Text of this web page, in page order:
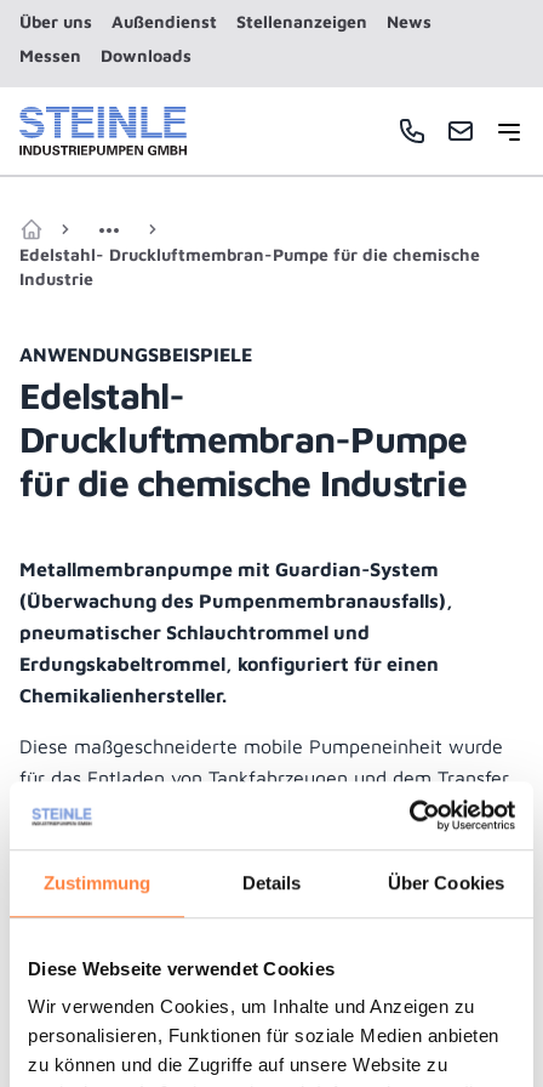
Zustimmung Details Über Cookies
Diese Webseite verwendet Cookies
Wir verwenden Cookies, um Inhalte und Anzeigen zu
personalisieren, Funktionen für soziale Medien anbieten
zu können und die Zugriffe auf unsere Website zu
Über uns Außendienst Stellenanzeigen
News
Messen
Downloads
Telefonnummer
E-Mail
Zur Startseite
Edelstahl- Druckluftmembran-Pumpe für die chemische
Industrie
ANWENDUNGSBEISPIELE
Edelstahl-
Druckluftmembran-Pumpe
für die chemische Industrie
Metallmembranpumpe mit Guardian-System
(Überwachung des Pumpenmembranausfalls),
pneumatischer Schlauchtrommel und
Erdungskabeltrommel, konfiguriert für einen
Chemikalienhersteller.
Diese maßgeschneiderte mobile Pumpeneinheit wurde
für das Entladen von Tankfahrzeugen und dem Transfer
von Schwefelkohlenstoff entwickelt. Um die
passt das Gerät auf eine Standardpalette: Es ist mit
Konstruktionsprozesses konzentrierte sich das Team von
Tapflo ETO (Engineering To Order) auf einfache
Bedienung und fehlerfreie Arbeit in ATEX-
Gefahrenzonen, was perfekt umgesetzt wurde.